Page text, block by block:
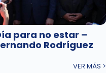
para no estar –
Rodríguez
VER MÁS >